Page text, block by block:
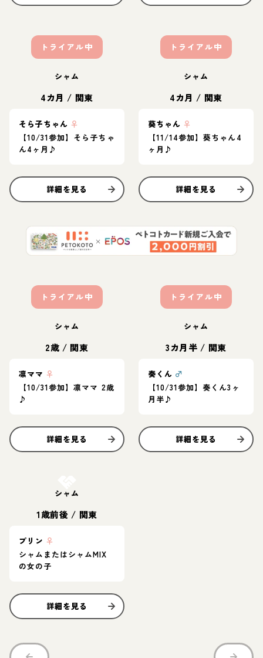
トライアル中
シャム
4カ月 / 関東
そら子ちゃん ♀
【10/31参加】そら子ちゃ
ん4ヶ月♪
詳細を見る
トライアル中
シャム
4カ月 / 関東
葵ちゃん ♀
【11/14参加】葵ちゃん4
ヶ月♪
詳細を見る
トライアル中
シャム
2歳 / 関東
凛ママ ♀
【10/31参加】凛ママ 2歳
♪
詳細を見る
トライアル中
シャム
3カ月半 / 関東
奏くん ♂
【10/31参加】奏くん3ヶ
月半♪
詳細を見る
シャム
1歳前後 / 関東
プリン ♀
シャムまたはシャムMIX
の女の子
詳細を見る